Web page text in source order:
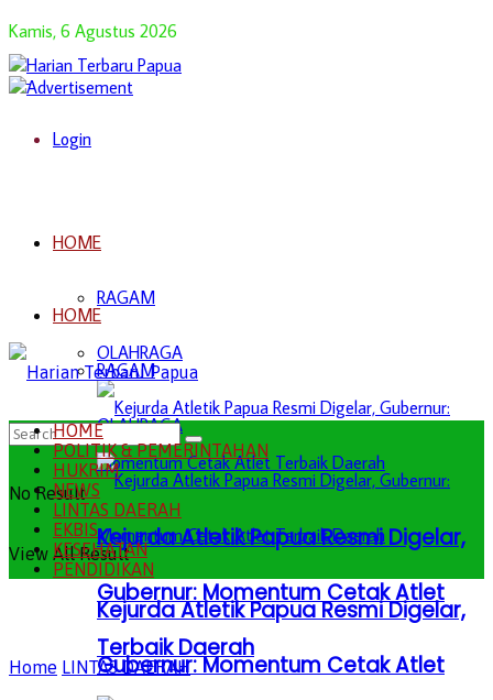
Kamis, 6 Agustus 2026
Login
HOME
RAGAM
OLAHRAGA
Kejurda Atletik Papua Resmi Digelar,
Gubernur: Momentum Cetak Atlet
Terbaik Daerah
HOME
RAGAM
OLAHRAGA
Kejurda Atletik Papua Resmi Digelar,
Gubernur: Momentum Cetak Atlet
No Result
View All Result
HOME
POLITIK & PEMERINTAHAN
HUKRIM
NEWS
LINTAS DAERAH
EKBIS
KESEHATAN
PENDIDIKAN
Home LINTAS DAERAH